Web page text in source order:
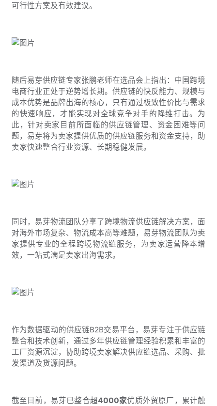
可行性方案及有效建议。
随后易芽供应链专家张鹏老师在选品会上指出：中国跨境
电商行业正处于逆势增长期。供应链的快反能力、规模与
成本优势是品牌出海的核心，只有通过极致性价比与需求
的快速响应，才能实现对全球竞争对手的降维打击。为
此，针对卖家目前所面临的供应链管理、资金困难等问
题，易芽将为卖家提供优质的供应链服务和资金支持，助
卖家快速整合行业资源、长期稳健发展。
同时，易芽物流团队分享了跨境物流供应链解决方案，面
对海外市场复杂、物流成本高等难题，易芽物流团队为卖
家提供专业的全程跨境物流链服务，为卖家运营降本增
效，一站式满足卖家出海需求。
作为数据驱动的供应链B2B交易平台，易芽专注于供应链
整合和技术创新，通过多年供应链管理经验积累和丰富的
工厂资源沉淀，协助跨境卖家解决供应链选品、采购、批
发渠道及货源问题。
截至目前，易芽已整合超4000家优质外贸原厂，累计触